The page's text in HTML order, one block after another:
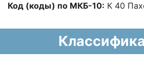
Код (коды) по МКБ-10: К 40